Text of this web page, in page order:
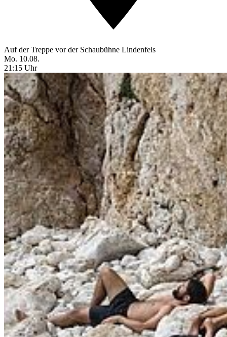
Auf der Treppe vor der Schaubühne Lindenfels
Mo. 10.08.
21:15 Uhr